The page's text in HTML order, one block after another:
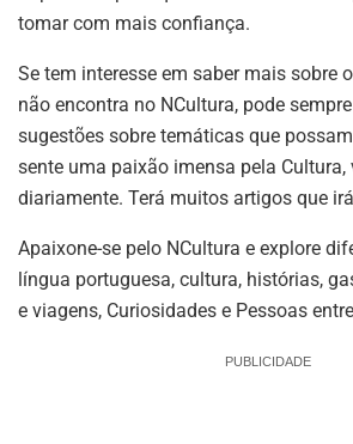
tomar com mais confiança.
Se tem interesse em saber mais sobre
não encontra no NCultura, pode
sugestões sobre temáticas que
sente uma paixão imensa pela Cultura,
diariamente. Terá muitos artigos que
Apaixone-se pelo NCultura e explore
língua portuguesa, cultura, histórias,
e viagens, Curiosidades e Pessoas
PUBLICIDADE